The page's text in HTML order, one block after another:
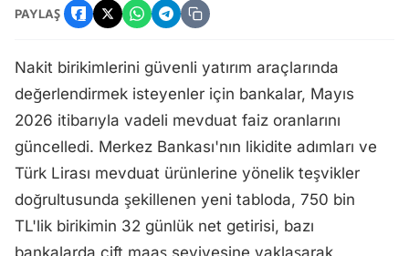
PAYLAŞ
Nakit birikimlerini güvenli yatırım araçlarında
değerlendirmek isteyenler için bankalar, Mayıs
2026 itibarıyla vadeli mevduat faiz oranlarını
güncelledi. Merkez Bankası'nın likidite adımları ve
Türk Lirası mevduat ürünlerine yönelik teşvikler
doğrultusunda şekillenen yeni tabloda, 750 bin
TL'lik birikimin 32 günlük net getirisi, bazı
bankalarda çift maaş seviyesine yaklaşarak